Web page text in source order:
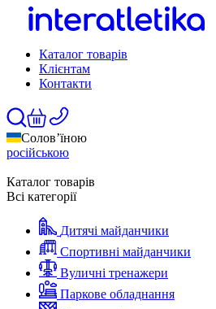
Каталог товарів
Клієнтам
Контакти
Солов’їною
російською
Каталог товарів
Всі категорії
Дитячі майданчики
Спортивні майданчики
Вуличні тренажери
Паркове обладнання